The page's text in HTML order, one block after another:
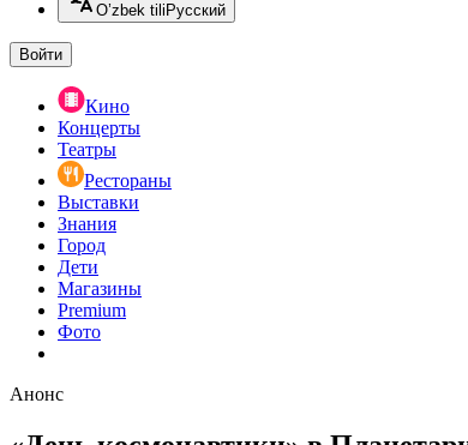
O’zbek tili Русский
Войти
Кино
Концерты
Театры
Рестораны
Выставки
Знания
Город
Дети
Магазины
Premium
Фото
Анонс